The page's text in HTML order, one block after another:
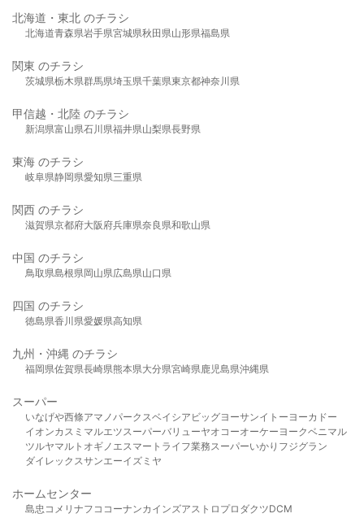
北海道・東北 のチラシ
北海道青森県岩手県宮城県秋田県山形県福島県
関東 のチラシ
茨城県栃木県群馬県埼玉県千葉県東京都神奈川県
甲信越・北陸 のチラシ
新潟県富山県石川県福井県山梨県長野県
東海 のチラシ
岐阜県静岡県愛知県三重県
関西 のチラシ
滋賀県京都府大阪府兵庫県奈良県和歌山県
中国 のチラシ
鳥取県島根県岡山県広島県山口県
四国 のチラシ
徳島県香川県愛媛県高知県
九州・沖縄 のチラシ
福岡県佐賀県長崎県熊本県大分県宮崎県鹿児島県沖縄県
スーパー
いなげや西條アマノパークスベイシア ビッグヨーサンイトーヨーカドー
イオンカスミ マルエツスーパーバリューヤオコーオーケー ヨークベニマル
ツルヤマルト オギノ エスマート ライフ業務スーパーいかり フジグラン
ダイレックスサンエーイズミヤ
ホームセンター
島忠 コメリ ナフコ コーナンカインズアストロプロダクツDCM